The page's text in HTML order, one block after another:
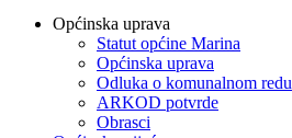
Općinska uprava
Statut općine Marina
Općinska uprava
Odluka o komunalnom redu
ARKOD potvrde
Obrasci